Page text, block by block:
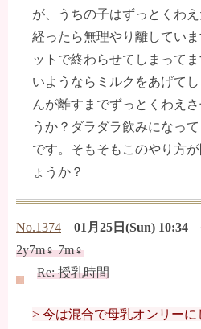
が、うちの子はずっとくわ
経ったら無理やり離してい
ットで終わらせてしまって
いようならミルクをあげて
んが離すまでずっとくわえ
うか？ダラダラ飲みになっ
です。そもそもこのやり方
ょうか？
No.1374 01月25日(Sun) 10:34
2y7m♀ 7m♀
Re: 授乳時間
> 今は混合で母乳オンリー